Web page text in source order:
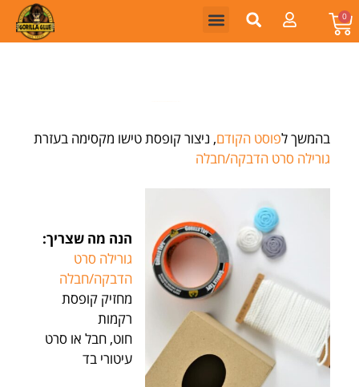
0
בהמשך לפוסט הקודם, ניצור קופסת טישו מקסימה בעזרת
גורילה סרט הדבקה/חבלה
הנה מה שצריך:
גורילה סרט
הדבקה/חבלה
מחזיק קופסת
רקמות
חוט, חבל או סרט
עיטורי בד